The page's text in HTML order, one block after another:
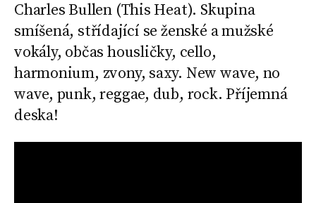
Charles Bullen (This Heat). Skupina
smíšená, střídající se ženské a mužské
vokály, občas housličky, cello,
harmonium, zvony, saxy. New wave, no
wave, punk, reggae, dub, rock. Příjemná
deska!